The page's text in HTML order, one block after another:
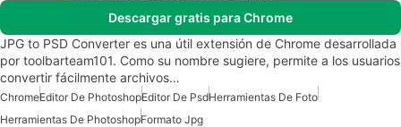
Descargar gratis para Chrome
JPG to PSD Converter es una útil extensión de Chrome desarrollada
por toolbarteam101. Como su nombre sugiere, permite a los usuarios
convertir fácilmente archivos…
ChromeEditor De PhotoshopEditor De PsdHerramientas De Foto
Herramientas De PhotoshopFormato Jpg